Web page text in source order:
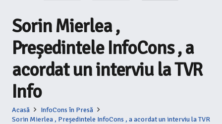
Sorin Mierlea ,
Președintele InfoCons , a
acordat un interviu la TVR
Info
Acasă
InfoCons în Presă
Sorin Mierlea , Președintele InfoCons , a acordat un interviu la TVR